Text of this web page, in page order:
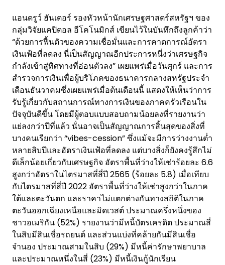
แอนดรูว์ ฮันเตอร์ รองหัวหน้านักเศรษฐศาสตร์สหรัฐฯ ของ
กลุ่มวิจัยแคปิตอล อีโคโนมิกส์ เขียนไว้ในบันทึกถึงลูกค้าว่า
“ด้วยการฟื้นตัวของความเชื่อมั่นและการคาดการณ์อัตรา
เงินเฟ้อที่ลดลง นี่เป็นสัญญาณอีกประการหนึ่งว่าเศรษฐกิจ
กำลังเข้าสู่ทิศทางที่อ่อนตัวลง” เผยแพร่เมื่อวันศุกร์ และการ
สำรวจการเงินเพื่อผู้บริโภคของธนาคารกลางสหรัฐประจำ
เดือนธันวาคมซึ่งเผยแพร่เมื่อต้นเดือนนี้ แสดงให้เห็นว่าการ
รับรู้เกี่ยวกับสถานการณ์ทางการเงินของภาคครัวเรือนใน
ปัจจุบันดีขึ้น โดยมีผู้ตอบแบบสอบถามน้อยลงที่รายงานว่า
แย่ลงกว่าปีที่แล้ว นั่นอาจเป็นสัญญาณการสิ้นสุดของสิ่งที่
บางคนเรียกว่า “vibes-cession” ซึ่งแม้จะมีการว่างงานต่ำ
หลายสิบปีและอัตราเงินเฟ้อที่ลดลง แต่บางสิ่งก็ยังคงรู้สึกไม่
ดีเล็กน้อยเกี่ยวกับเศรษฐกิจ อัตราพื้นที่ว่างให้เช่าร้อยละ 6.6
สูงกว่าอัตราในไตรมาสที่สี่ปี 2565 (ร้อยละ 5.8) เมื่อเทียบ
กับไตรมาสที่สี่ปี 2022 อัตราพื้นที่ว่างให้เช่าสูงกว่าในภาค
ใต้และตะวันตก และราคาไม่แตกต่างกันทางสถิติในภาค
ตะวันออกเฉียงเหนือและมิดเวสต์ ประมาณครึ่งหนึ่งของ
ชาวอเมริกัน (52%) รายงานว่ามีหนี้บัตรเครดิต ประมาณสี่
ในสิบมีสินเชื่อรถยนต์ และส่วนแบ่งที่คล้ายกันมีสินเชื่อ
จำนอง ประมาณสามในสิบ (29%) มีหนี้ค่ารักษาพยาบาล
และประมาณหนึ่งในสี่ (23%) มีหนี้เงินกู้นักเรียน